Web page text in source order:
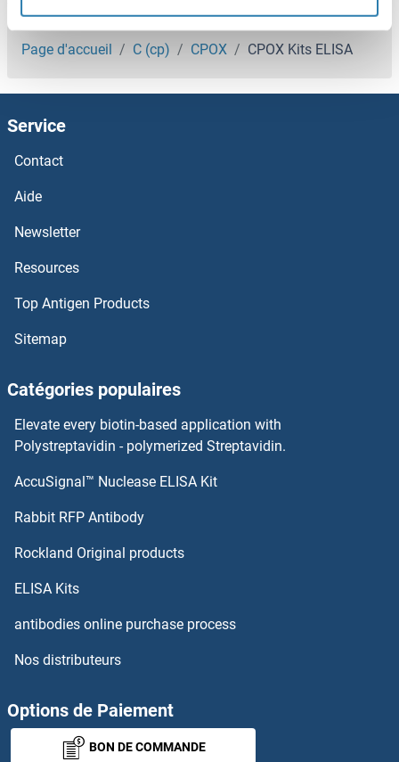
CPA3 Kits ELISA
CPA1 Kits ELISA
Coxsackie Adenovirus Receptor Kits ELISA
COX5A Kits ELISA
COX4I2 Kits ELISA
COX3 Kits ELISA
COTL1 Kits ELISA
Cotinine Kits ELISA
Cortisone Kits ELISA
CPSF1 Kits ELISA
CPT1A Kits ELISA
CPT1B Kits ELISA
CPT2 Kits ELISA
Vous êtes ici:
Page d'accueil C (cp) CPOX CPOX Kits ELISA
Service
Contact
Aide
Newsletter
Resources
Top Antigen Products
Sitemap
Catégories populaires
Elevate every biotin-based application with
Polystreptavidin - polymerized Streptavidin.
AccuSignal™ Nuclease ELISA Kit
Rabbit RFP Antibody
Rockland Original products
ELISA Kits
antibodies online purchase process
Nos distributeurs
Options de Paiement
BON DE COMMANDE